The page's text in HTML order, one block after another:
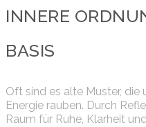
INNERE
BASIS
Oft sind es alte Muster,
Energie rauben. Durch
Raum für Ruhe, Klarheit